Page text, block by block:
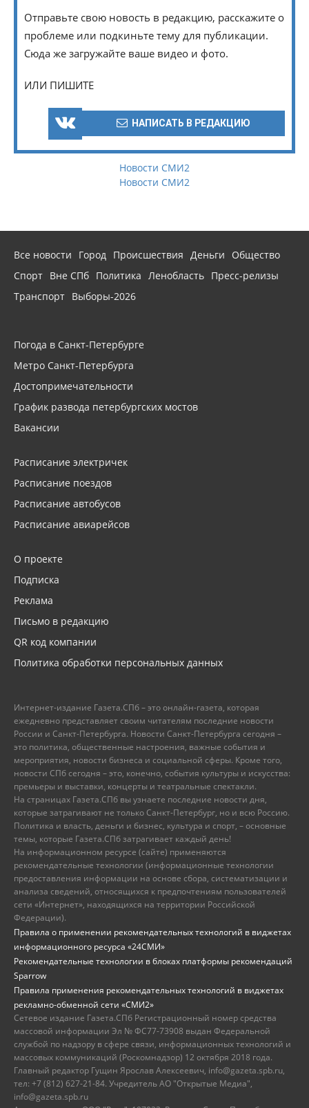
Отправьте свою новость в редакцию, расскажите о
проблеме или подкиньте тему для публикации.
Сюда же загружайте ваше видео и фото.
ИЛИ ПИШИТЕ
НАПИСАТЬ В РЕДАКЦИЮ
Новости СМИ2
Новости СМИ2
Все новости Город Происшествия Деньги
Общество
Спорт Вне СПб Политика Ленобласть Пресс-релизы
Транспорт Выборы-2026
Погода в Санкт-Петербурге
Метро Санкт-Петербурга
Достопримечательности
График развода петербургских мостов
Вакансии
Расписание электричек
Расписание поездов
Расписание автобусов
Расписание авиарейсов
О проекте
Подписка
Реклама
Письмо в редакцию
QR код компании
Политика обработки персональных данных
Интернет-издание Газета.СПб – это онлайн-газета, которая
ежедневно представляет своим читателям последние новости
России и Санкт-Петербурга. Новости Санкт-Петербурга сегодня –
это политика, общественные настроения, важные события и
мероприятия, новости бизнеса и социальной сферы. Кроме того,
новости СПб сегодня – это, конечно, события культуры и искусства:
премьеры и выставки, концерты и театральные спектакли.
На страницах Газета.СПб вы узнаете последние новости дня,
которые затрагивают не только Санкт-Петербург, но и всю Россию.
Политика и власть, деньги и бизнес, культура и спорт, – основные
темы, которые Газета.СПб затрагивает каждый день!
На информационном ресурсе (сайте) применяются
рекомендательные технологии (информационные технологии
предоставления информации на основе сбора, систематизации и
анализа сведений, относящихся к предпочтениям пользователей
сети «Интернет», находящихся на территории Российской
Федерации).
Правила о применении рекомендательных технологий в виджетах
информационного ресурса «24СМИ»
Рекомендательные технологии в блоках платформы рекомендаций
Sparrow
Правила применения рекомендательных технологий в виджетах
рекламно-обменной сети «СМИ2»
Сетевое издание Газета.СПб Регистрационный номер средства
массовой информации Эл № ФС77-73908 выдан Федеральной
службой по надзору в сфере связи, информационных технологий и
массовых коммуникаций (Роскомнадзор) 12 октября 2018 года.
Главный редактор Гущин Ярослав Алексеевич, info@gazeta.spb.ru,
тел: +7 (812) 627-21-84. Учредитель АО "Открытые Медиа",
info@gazeta.spb.ru